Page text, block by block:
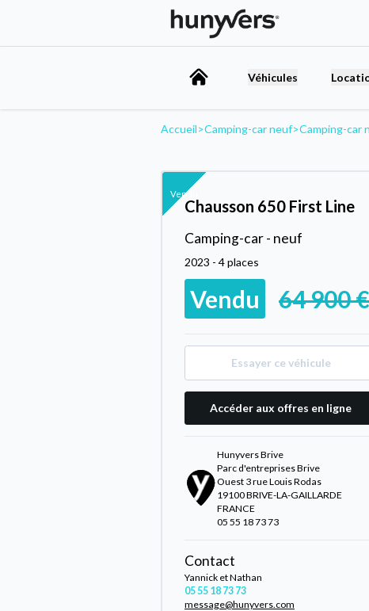
Véhicules
Accueil>Camping-car neuf>Camping-car
Vendu
Chausson 650 First Line
Camping-car - neuf
2023 - 4 places
Vendu 64 900 €
Essayer ce véhicule
Accéder aux offres en ligne
Hunyvers Brive
Parc d'entreprises Brive
Ouest 3 rue Louis Rodas
19100 BRIVE-LA-GAILLARDE
FRANCE
05 55 18 73 73
Contact
Yannick et Nathan
05 55 18 73 73
message@hunyvers.com